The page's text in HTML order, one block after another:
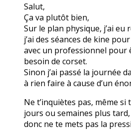
Salut,
Ça va plutôt bien,
Sur le plan physique, j’ai eu
j’ai des séances de kine
avec un professionnel pour
besoin de corset.
Sinon j’ai passé la journée
à rien faire à cause d’un
Ne t’inquiètes pas, même
jours ou semaines plus
donc ne te mets pas la